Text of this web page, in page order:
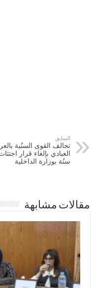
السابق
تحالف القوى السنُية
‫‏العبادي‬ بإلغاء قرار
سنُة بوزارة ‫‏الداخلية‬
مقالات مشابهة